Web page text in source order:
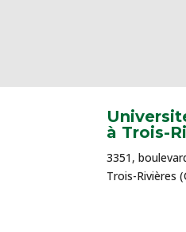
à Trois-
3351,
Trois-Rivières